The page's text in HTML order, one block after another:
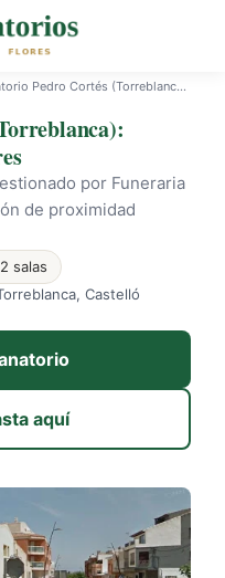
Pedro Cortés (Torreblanca)
por Funeraria
de proximidad
2 salas
Castelló
aquí